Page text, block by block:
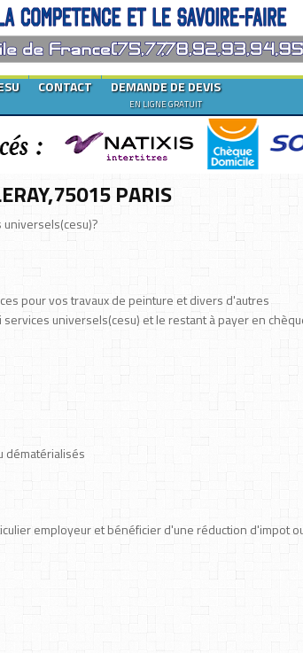
DEMANDE DE DEVIS
EN LIGNE GRATUIT
CONTACT
PARIS
pour vos travaux de peinture et divers d'autres
universels(cesu) et le restant à payer en
dématérialisés
employeur et bénéficier d'une réduction d'impot